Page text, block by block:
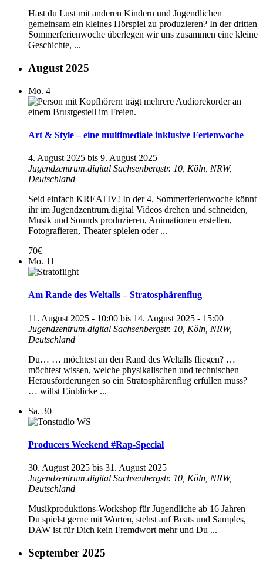
Hast du Lust mit anderen Kindern und Jugendlichen
gemeinsam ein kleines Hörspiel zu produzieren? In der dritten
Sommerferienwoche überlegen wir uns zusammen eine kleine
Geschichte, ...
August 2025
Mo. 4
Art & Style – eine multimediale inklusive Ferienwoche
4. August 2025 bis 9. August 2025
Jugendzentrum.digital Sachsenbergstr. 10, Köln, NRW,
Deutschland
Seid einfach KREATIV! In der 4. Sommerferienwoche könnt
ihr im Jugendzentrum.digital Videos drehen und schneiden,
Musik und Sounds produzieren, Animationen erstellen,
Fotografieren, Theater spielen oder ...
70€
Mo. 11
Am Rande des Weltalls – Stratosphärenflug
11. August 2025 - 10:00 bis 14. August 2025 - 15:00
Jugendzentrum.digital Sachsenbergstr. 10, Köln, NRW,
Deutschland
Du… … möchtest an den Rand des Weltalls fliegen? …
möchtest wissen, welche physikalischen und technischen
Herausforderungen so ein Stratosphärenflug erfüllen muss?
… willst Einblicke ...
Sa. 30
Producers Weekend #Rap-Special
30. August 2025 bis 31. August 2025
Jugendzentrum.digital Sachsenbergstr. 10, Köln, NRW,
Deutschland
Musikproduktions-Workshop für Jugendliche ab 16 Jahren
Du spielst gerne mit Worten, stehst auf Beats und Samples,
DAW ist für Dich kein Fremdwort mehr und Du ...
September 2025